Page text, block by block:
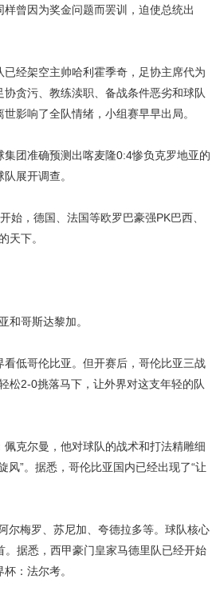
曾因为奖金问题而罢训，迫使总统出
经架空主帅哈利霍季奇，足协主席代为
贪污、教练渎职、备战条件恶劣和球队
影响了全队情绪，小组赛早早出局。
团准确预测出喀麦隆0:4惨负克罗地亚的
展开调查。
，德国、法国等欧罗巴豪强PK巴西、
天下。
哥斯达黎加。
低哥伦比亚。但开赛后，哥伦比亚三战
松2-0挑落马下，让外界对这支年轻的队
克尔曼，他对球队的战术和打法精雕细
”。据悉，哥伦比亚国内已经出现了“让
梅罗、苏尼加、夸德拉多等。球队核心
据悉，西甲豪门皇家马德里队已经开始
：法尔考。